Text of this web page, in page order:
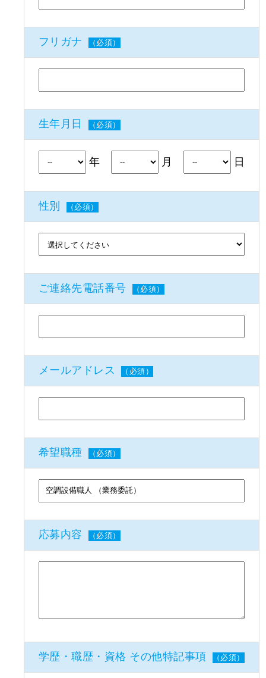
フリガナ （必須）
生年月日 （必須）
年 月 日
性別 （必須）
ご連絡先電話番号 （必須）
メールアドレス （必須）
希望職種 （必須）
応募内容 （必須）
学歴・職歴・資格 その他特記事項 （必須）